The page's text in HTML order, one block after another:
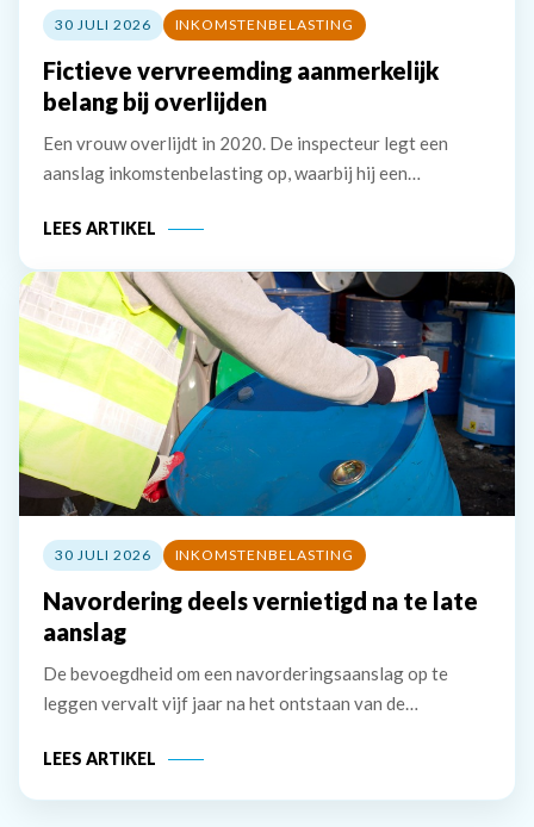
30 JULI 2026 INKOMSTENBELASTING
Fictieve vervreemding aanmerkelijk
belang bij overlijden
Een vrouw overlijdt in 2020. De inspecteur legt een
aanslag inkomstenbelasting op, waarbij hij een
241.893 in aanmerking neemt. De erven van de vrouw
LEES ARTIKEL
30 JULI 2026 INKOMSTENBELASTING
Navordering deels vernietigd na te late
aanslag
De bevoegdheid om een navorderingsaanslag op te
leggen vervalt vijf jaar na het ontstaan van de
wordt deze termijn verlengd met het verleende uitstel.
LEES ARTIKEL